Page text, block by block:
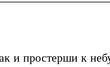
и простерши к